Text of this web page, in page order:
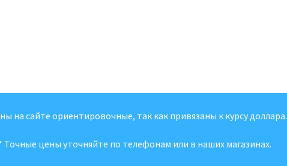
на сайте ориентировочные, так как привязаны к курсу доллара.
Точные цены уточняйте по телефонам или в наших магазинах.